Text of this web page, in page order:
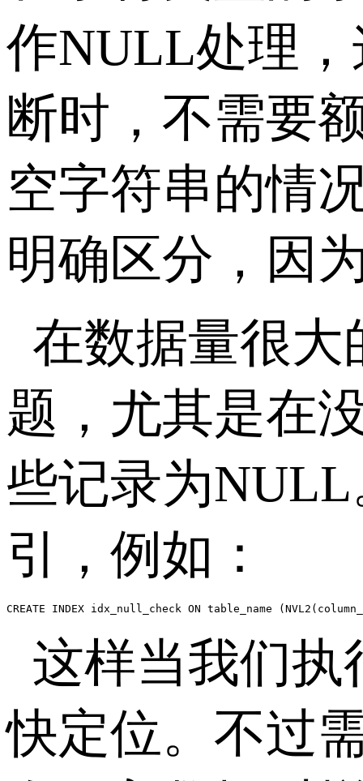
作NULL处理
断时，不需要
空字符串的情
明确区分，因
在数据量很大
题，尤其是在
些记录为NULL
引，例如：
CREATE INDEX idx_null_check ON table_name
这样当我们执
快定位。不过